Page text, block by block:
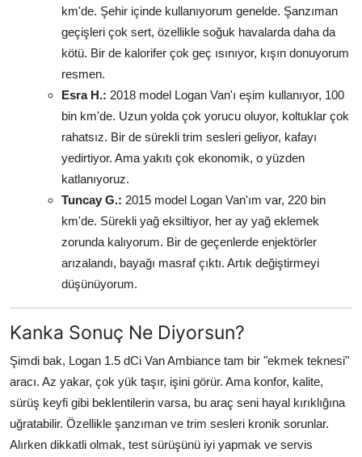
km'de. Şehir içinde kullanıyorum genelde. Şanzıman
geçişleri çok sert, özellikle soğuk havalarda daha da
kötü. Bir de kalorifer çok geç ısınıyor, kışın donuyorum
resmen.
Esra H.: 2018 model Logan Van'ı eşim kullanıyor, 100
bin km'de. Uzun yolda çok yorucu oluyor, koltuklar çok
rahatsız. Bir de sürekli trim sesleri geliyor, kafayı
yedirtiyor. Ama yakıtı çok ekonomik, o yüzden
katlanıyoruz.
Tuncay G.: 2015 model Logan Van'ım var, 220 bin
km'de. Sürekli yağ eksiltiyor, her ay yağ eklemek
zorunda kalıyorum. Bir de geçenlerde enjektörler
arızalandı, bayağı masraf çıktı. Artık değiştirmeyi
düşünüyorum.
Kanka Sonuç Ne Diyorsun?
Şimdi bak, Logan 1.5 dCi Van Ambiance tam bir "ekmek teknesi"
aracı. Az yakar, çok yük taşır, işini görür. Ama konfor, kalite,
sürüş keyfi gibi beklentilerin varsa, bu araç seni hayal kırıklığına
uğratabilir. Özellikle şanzıman ve trim sesleri kronik sorunlar.
Alırken dikkatli olmak, test sürüşünü iyi yapmak ve servis